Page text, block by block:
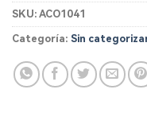
SKU: ACO1041
Categoría: Sin